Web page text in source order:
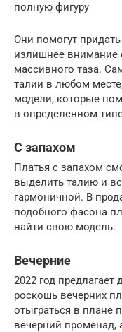
полную фигуру
Они помогут
излишнее внимание
массивного таза.
талии в любом
модели, которые
в определенном
С запахом
Платья с запахом
выделить талию и
гармоничной. В
подобного фасона
найти свою модель.
Вечерние
2022 год
роскошь вечерних
отыграться в плане
вечерний променад,